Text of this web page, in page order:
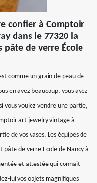
confier à Comptoir
dans le 77320 la
pâte de verre École
comme un grain de peau de
en avez beaucoup, vous avez
vous voulez vendre une partie,
art jewelry vintage à
de vos vases. Les équipes de
de verre École de Nancy à
et attestée qui connait
lui vos objets magnifiques